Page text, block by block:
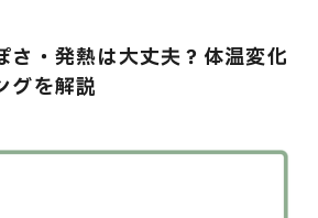
さ・発熱は大丈夫？体温変化
グを解説